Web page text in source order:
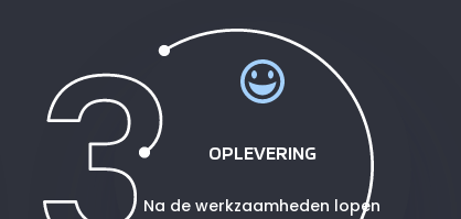
OPLEVERING
Na de werkzaamheden lopen